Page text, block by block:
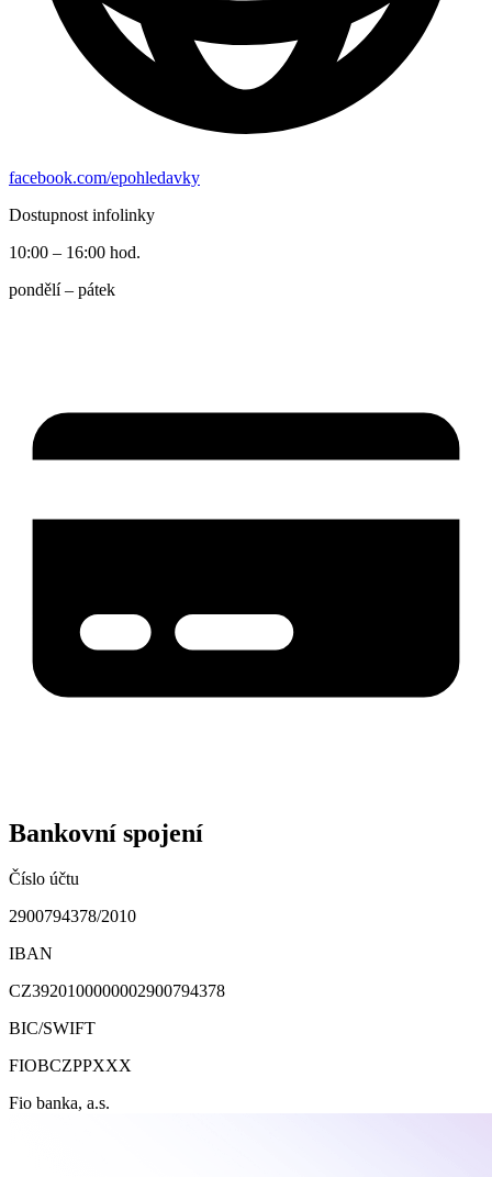
facebook.com/epohledavky
Dostupnost infolinky
10:00 – 16:00 hod.
pondělí – pátek
Bankovní spojení
Číslo účtu
2900794378/2010
IBAN
CZ3920100000002900794378
BIC/SWIFT
FIOBCZPPXXX
Fio banka, a.s.